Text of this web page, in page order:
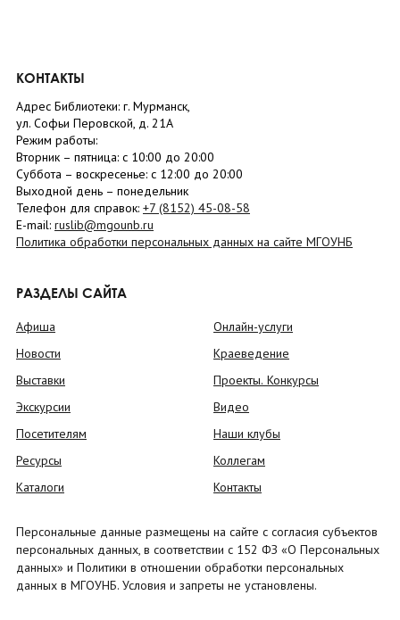
КОНТАКТЫ
Адрес Библиотеки: г. Мурманск,
ул. Софьи Перовской, д. 21А
Режим работы:
Вторник – пятница: с 10:00 до 20:00
Суббота – воскресенье: c 12:00 до 20:00
Выходной день – понедельник
Телефон для справок: +7 (8152) 45-08-58
E-mail: ruslib@mgounb.ru
Политика обработки персональных данных на сайте МГОУНБ
РАЗДЕЛЫ САЙТА
Афиша
Новости
Выставки
Экскурсии
Посетителям
Ресурсы
Каталоги
Онлайн-услуги
Краеведение
Проекты. Конкурсы
Видео
Наши клубы
Коллегам
Контакты
Персональные данные размещены на сайте с согласия субъектов
персональных данных, в соответствии с 152 ФЗ «О Персональных
данных» и Политики в отношении обработки персональных
данных в МГОУНБ. Условия и запреты не установлены.